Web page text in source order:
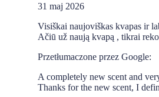
31 maj 2026
Visiškai naujoviškas kvapas ir
Ačiū už naują kvapą , tikrai
Przetłumaczone przez Google:
A completely new scent and
Thanks for the new scent, I